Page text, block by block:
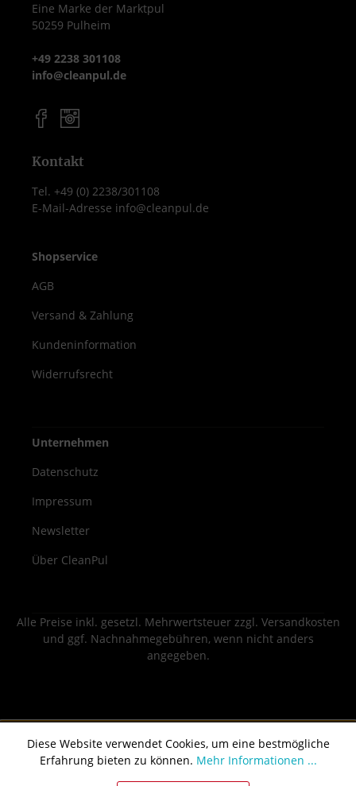
Eine Marke der Marktpul
50259 Pulheim
+49 2238 301108
info@cleanpul.de
Kontakt
Tel. +49 (0) 2238/301108
E-Mail-Adresse info@cleanpul.de
Shopservice
AGB
Versand & Zahlung
Kundeninformation
Widerrufsrecht
Unternehmen
Datenschutz
Impressum
Newsletter
Über CleanPul
Alle Preise inkl. gesetzl. Mehrwertsteuer zzgl. Versandkosten
und ggf. Nachnahmegebühren, wenn nicht anders
angegeben.
Diese Website verwendet Cookies, um eine bestmögliche
Erfahrung bieten zu können. Mehr Informationen ...